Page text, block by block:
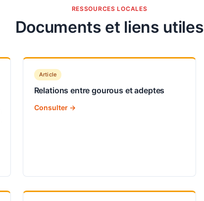
RESSOURCES LOCALES
Documents et liens utiles
Article
Relations entre gourous et adeptes
Consulter →